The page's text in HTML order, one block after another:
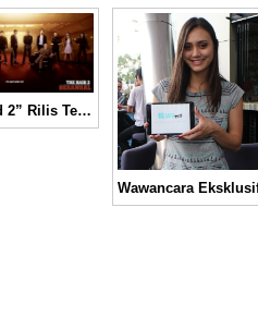
“The Raid 2” Rilis Teaser Trailer dan Mendapatkan Jadwal Edar Amerika Serikat!